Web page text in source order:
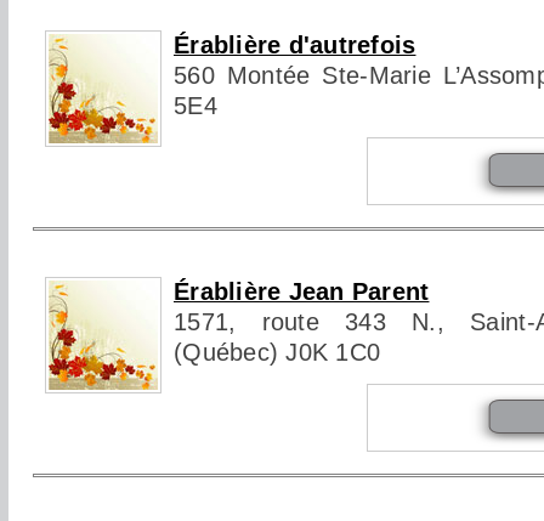
Érablière d'autrefois
560 Montée Ste-Marie
5E4
Érablière Jean Parent
1571, route 343 N., Saint-
(Québec) J0K 1C0